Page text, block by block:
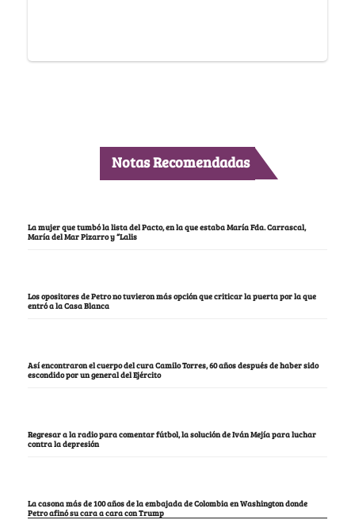
Notas Recomendadas
La mujer que tumbó la lista del Pacto, en la que estaba María Fda. Carrascal,
María del Mar Pizarro y “Lalis
Los opositores de Petro no tuvieron más opción que criticar la puerta por la que
entró a la Casa Blanca
Así encontraron el cuerpo del cura Camilo Torres, 60 años después de haber sido
escondido por un general del Ejército
Regresar a la radio para comentar fútbol, la solución de Iván Mejía para luchar
contra la depresión
La casona más de 100 años de la embajada de Colombia en Washington donde
Petro afinó su cara a cara con Trump